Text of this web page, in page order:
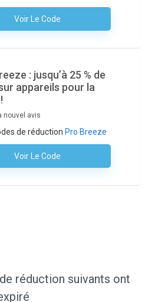
Voir Le Code
Aucun Code N'est Nécessaire
: jusqu’à 25 % de
appareils pour la
nouvel avis
de réduction Pro Breeze
Voir Le Code
Aucun Code N'est Nécessaire
réduction suivants ont